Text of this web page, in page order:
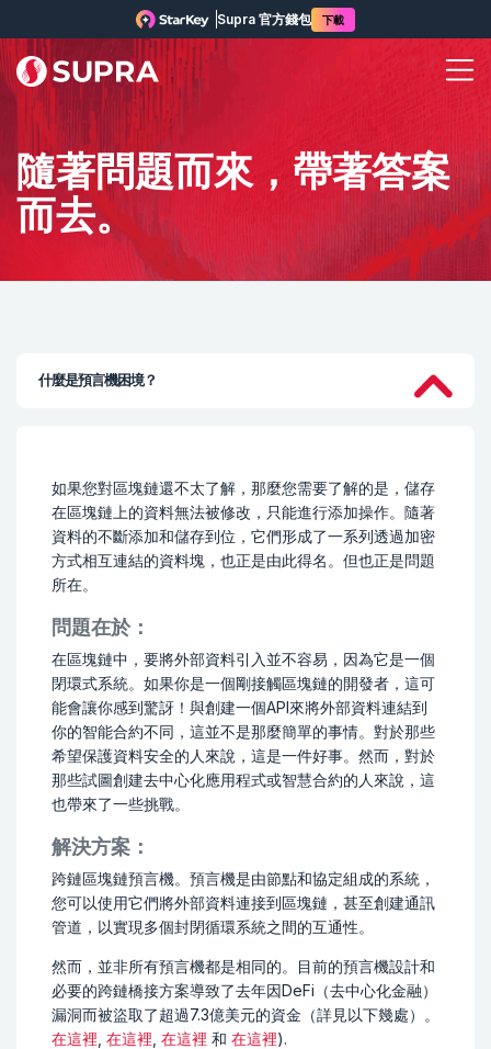
Supra 官方錢包 下載
隨著問題而來，帶著答案
而去。
什麼是預言機困境？
如果您對區塊鏈還不太了解，那麼您需要了解的是，儲存
在區塊鏈上的資料無法被修改，只能進行添加操作。隨著
資料的不斷添加和儲存到位，它們形成了一系列透過加密
方式相互連結的資料塊，也正是由此得名。但也正是問題
所在。
問題在於：
在區塊鏈中，要將外部資料引入並不容易，因為它是一個
閉環式系統。如果你是一個剛接觸區塊鏈的開發者，這可
能會讓你感到驚訝！與創建一個API來將外部資料連結到
你的智能合約不同，這並不是那麼簡單的事情。對於那些
希望保護資料安全的人來說，這是一件好事。然而，對於
那些試圖創建去中心化應用程式或智慧合約的人來說，這
也帶來了一些挑戰。
解決方案：
跨鏈區塊鏈預言機。預言機是由節點和協定組成的系統，
您可以使用它們將外部資料連接到區塊鏈，甚至創建通訊
管道，以實現多個封閉循環系統之間的互通性。
然而，並非所有預言機都是相同的。目前的預言機設計和
必要的跨鏈橋接方案導致了去年因DeFi（去中心化金融）
漏洞而被盜取了超過7.3億美元的資金（詳見以下幾處）。
在這裡 在這裡 在這裡 和 在這裡).